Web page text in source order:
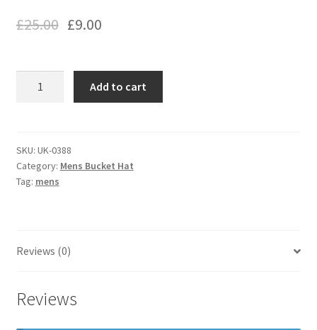
£25.00 £9.00
Add to cart
SKU: UK-0388
Category: Mens Bucket Hat
Tag: mens
Reviews (0)
Reviews